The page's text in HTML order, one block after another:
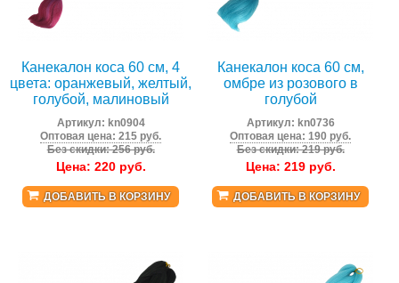
Канекалон коса 60 см, 4
цвета: оранжевый, желтый,
голубой, малиновый
Артикул: kn0904
Оптовая цена: 215 руб.
Без скидки: 256 руб.
Цена: 220руб.
ДОБАВИТЬ В КОРЗИНУ
Канекалон коса 60 см,
омбре из розового в
голубой
Артикул: kn0736
Оптовая цена: 190 руб.
Без скидки: 219 руб.
Цена: 219руб.
ДОБАВИТЬ В КОРЗИНУ